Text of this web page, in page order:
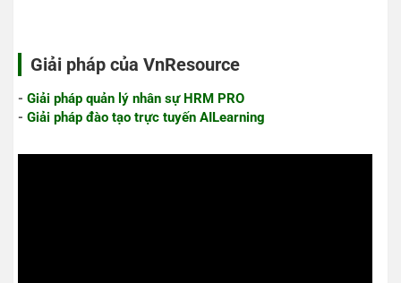
Giải pháp của VnResource
- Giải pháp quản lý nhân sự HRM PRO
- Giải pháp đào tạo trực tuyến AILearning